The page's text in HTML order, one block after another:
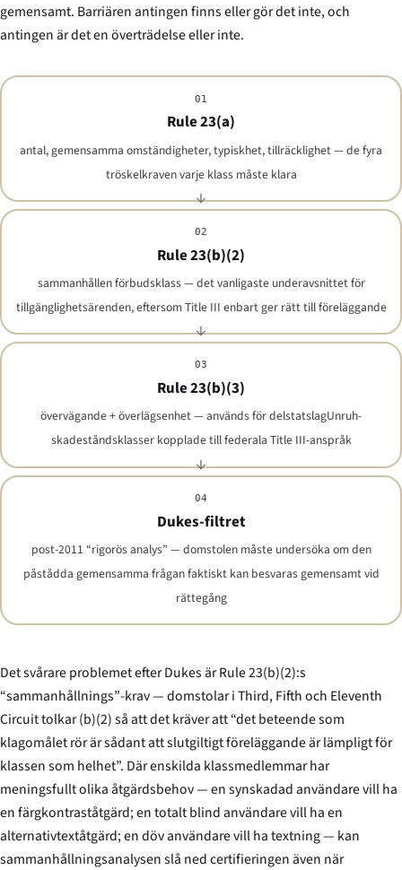
gemensamt. Barriären antingen finns eller gör det inte, och
antingen är det en överträdelse eller inte.
01
Rule 23(a)
antal, gemensamma omständigheter, typiskhet, tillräcklighet — de fyra
tröskelkraven varje klass måste klara
02
Rule 23(b)(2)
sammanhållen förbuds­klass — det vanligaste underavsnittet för
tillgänglighetsärenden, eftersom Title III enbart ger rätt till föreläggande
03
Rule 23(b)(3)
övervägande + överlägsenhet — används för delstatslag­Unruh-
skadestånds­klasser kopplade till federala Title III-anspråk
04
Dukes-filtret
post-2011 “rigorös analys” — domstolen måste undersöka om den
påstådda gemensamma frågan faktiskt kan besvaras gemensamt vid
rättegång
Det svårare problemet efterDukesär Rule 23(b)(2):s
“sammanhållnings”-krav — domstolar i Third, Fifth och Eleventh
Circuit tolkar (b)(2) så att det kräver att “det beteende som
klagomålet rör är sådant att slutgiltigt föreläggande är lämpligt för
klassen som helhet”. Där enskilda klassmedlemmar har
meningsfullt olika åtgärdsbehov — en synskadad användare vill ha
en färgkontrast­åtgärd; en totalt blind användare vill ha en
alternativtext­åtgärd; en döv användare vill ha textning — kan
sammanhållnings­analysen slå ned certifieringen även när